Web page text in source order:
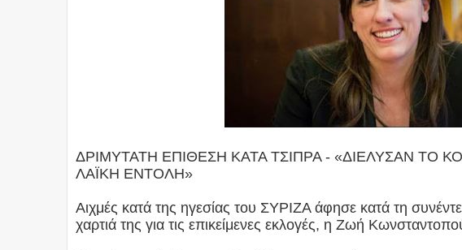
ΔΡΙΜΥΤΑΤΗ ΕΠΙΘΕΣΗ ΚΑΤΑ ΤΣΙΠΡΑ - «ΔΙΕΛΥΣΑΝ ΤΟ
ΛΑΪΚΗ ΕΝΤΟΛΗ»
Αιχμές κατά της ηγεσίας του ΣΥΡΙΖΑ άφησε κατά τη
χαρτιά της για τις επικείμενες εκλογές, η Ζωή